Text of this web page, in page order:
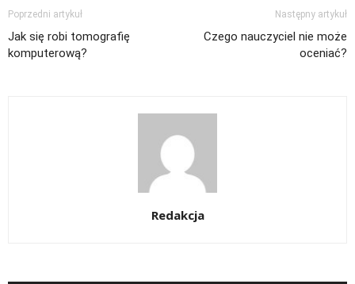
Poprzedni artykuł
Jak się robi tomografię
komputerową?
Następny artykuł
Czego nauczyciel nie może
oceniać?
Redakcja